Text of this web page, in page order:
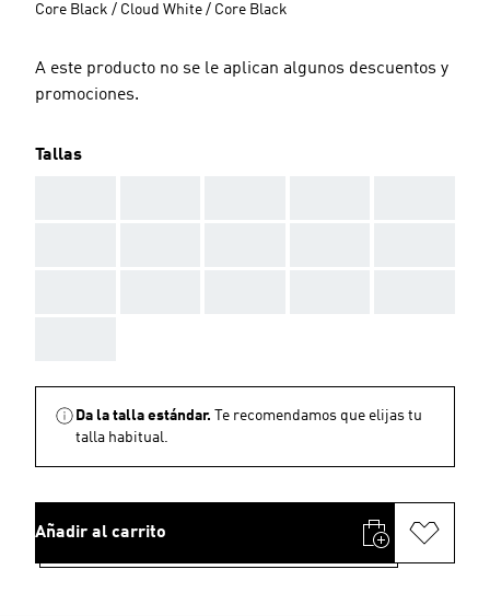
Core Black / Cloud White / Core Black
A este producto no se le aplican algunos descuentos y
promociones.
Tallas
Da la talla estándar.
Te recomendamos que elijas tu
talla habitual.
Añadir al carrito